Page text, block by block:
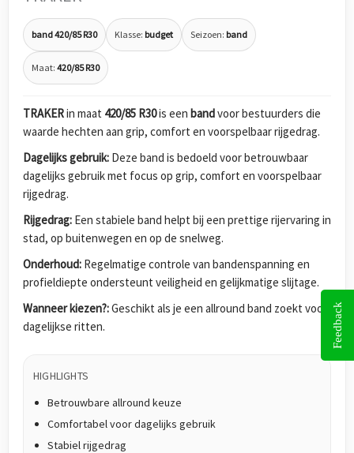
band 420/85 R30 Klasse: budget Seizoen: band
Maat: 420/85 R30
TRAKERin maat 420/85 R30is een bandvoor bestuurders die
waarde hechten aan grip, comfort en voorspelbaar rijgedrag.
Dagelijks gebruik: Deze band is bedoeld voor betrouwbaar
dagelijks gebruik met focus op grip, comfort en voorspelbaar
rijgedrag.
Rijgedrag: Een stabiele band helpt bij een prettige rijervaring in
stad, op buitenwegen en op de snelweg.
Onderhoud: Regelmatige controle van bandenspanning en
profieldiepte ondersteunt veiligheid en gelijkmatige slijtage.
Wanneer kiezen?:Geschikt als je een allround band zoekt voor
dagelijkse ritten.
HIGHLIGHTS
Betrouwbare allround keuze
Comfortabel voor dagelijks gebruik
Stabiel rijgedrag
Feedback